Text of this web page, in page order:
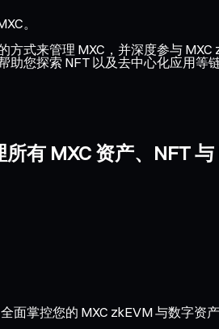
。
方式来管理 MXC，并深度参与
您探索 NFT 以及去中心化应用等
有 MXC 资产、NFT
面掌控您的 MXC zkEVM 与数字资